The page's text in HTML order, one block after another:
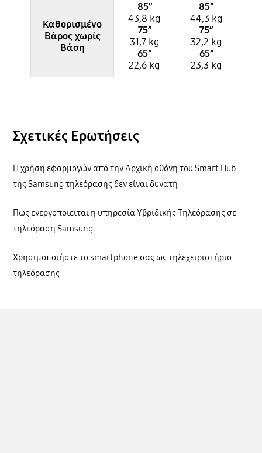
Καθορισμένο
Βάρος χωρίς
Βάση
85”
43,8 kg
75”
31,7 kg
65”
22,6 kg
85”
44,3 kg
75”
32,2 kg
65”
23,3 kg
Σχετικές Ερωτήσεις
Η χρήση εφαρμογών από την Αρχική οθόνη του Smart Hub
της Samsung τηλεόρασης δεν είναι δυνατή
Πως ενεργοποιείται η υπηρεσία Υβριδικής Τηλεόρασης σε
τηλεόραση Samsung
Χρησιμοποιήστε το smartphone σας ως τηλεχειριστήριο
τηλεόρασης